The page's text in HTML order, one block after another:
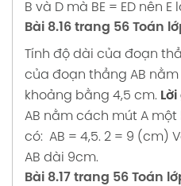
B và D mà BE = ED nên
Bài 8.16 trang 56 Toán
Tính độ dài của đoạn
của đoạn thẳng AB
khoảng bằng 4,5 cm.
AB nằm cách mút A
có: AB = 4,5. 2 = 9 (cm)
AB dài 9cm.
Bài 8.17 trang 56 Toán